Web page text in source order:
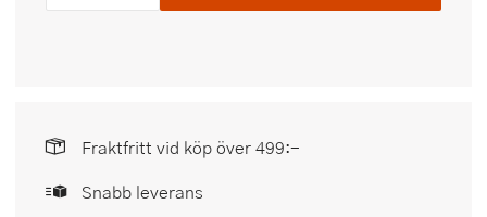
Fraktfritt vid köp över 499:-
Snabb leverans